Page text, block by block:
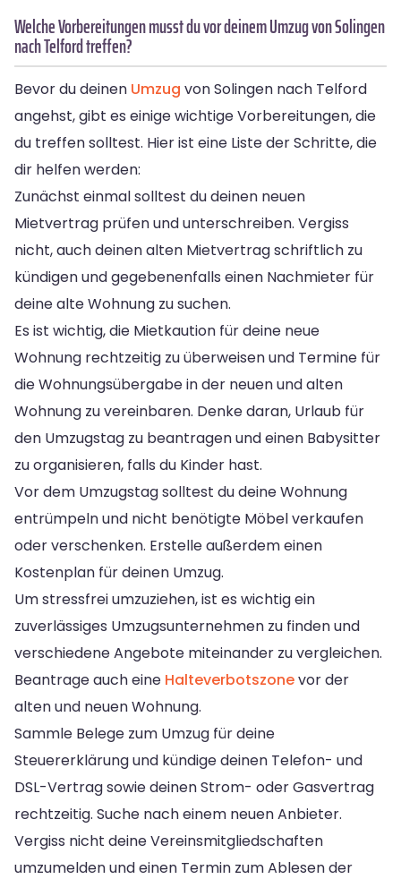
Welche Vorbereitungen musst du vor deinem Umzug von Solingen
nach Telford treffen?
Bevor du deinen Umzug von Solingen nach Telford
angehst, gibt es einige wichtige Vorbereitungen, die
du treffen solltest. Hier ist eine Liste der Schritte, die
dir helfen werden:
Zunächst einmal solltest du deinen neuen
Mietvertrag prüfen und unterschreiben. Vergiss
nicht, auch deinen alten Mietvertrag schriftlich zu
kündigen und gegebenenfalls einen Nachmieter für
deine alte Wohnung zu suchen.
Es ist wichtig, die Mietkaution für deine neue
Wohnung rechtzeitig zu überweisen und Termine für
die Wohnungsübergabe in der neuen und alten
Wohnung zu vereinbaren. Denke daran, Urlaub für
den Umzugstag zu beantragen und einen Babysitter
zu organisieren, falls du Kinder hast.
Vor dem Umzugstag solltest du deine Wohnung
entrümpeln und nicht benötigte Möbel verkaufen
oder verschenken. Erstelle außerdem einen
Kostenplan für deinen Umzug.
Um stressfrei umzuziehen, ist es wichtig ein
zuverlässiges Umzugsunternehmen zu finden und
verschiedene Angebote miteinander zu vergleichen.
Beantrage auch eine Halteverbotszonevor der
alten und neuen Wohnung.
Sammle Belege zum Umzug für deine
Steuererklärung und kündige deinen Telefon- und
DSL-Vertrag sowie deinen Strom- oder Gasvertrag
rechtzeitig. Suche nach einem neuen Anbieter.
Vergiss nicht deine Vereinsmitgliedschaften
umzumelden und einen Termin zum Ablesen der